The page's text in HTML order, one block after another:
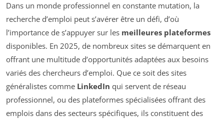
Dans un monde professionnel en constante mutation, la
recherche d’emploi peut s’avérer être un défi, d’où
l’importance de s’appuyer sur les meilleures plateformes
disponibles. En 2025, de nombreux sites se démarquent en
offrant une multitude d’opportunités adaptées aux besoins
variés des chercheurs d’emploi. Que ce soit des sites
généralistes comme LinkedIn qui servent de réseau
professionnel, ou des plateformes spécialisées offrant des
emplois dans des secteurs spécifiques, ils constituent des